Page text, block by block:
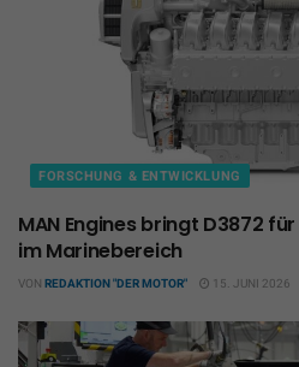
FORSCHUNG & ENTWICKLUNG
MAN Engines bringt D3872
im Marinebereich
VON REDAKTION "DER MOTOR" 15. JUNI 2026